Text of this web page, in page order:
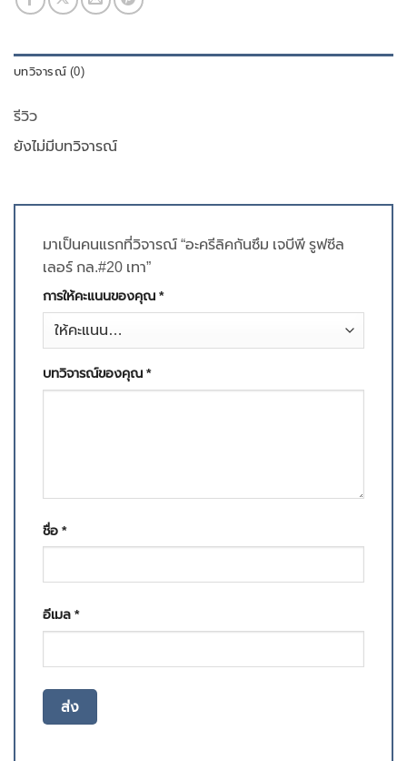
บทวิจารณ์ (0)
รีวิว
ยังไม่มีบทวิจารณ์
มาเป็นคนแรกที่วิจารณ์ “อะครีลิคกันซึม เจบีพี รูฟซีล
เลอร์ กล.#20 เทา”
การให้คะแนนของคุณ *
บทวิจารณ์ของคุณ *
ชื่อ *
อีเมล *